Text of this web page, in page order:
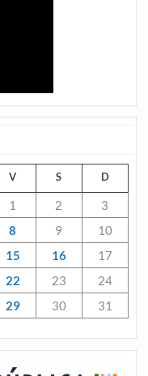
V S D
1 2
3
8 9
10
15 16
17
22 23
24
29 30
31